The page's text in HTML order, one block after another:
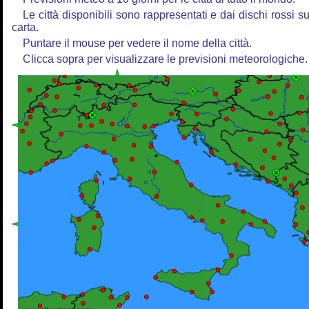
Le città disponibili sono rappresentati e dai dischi rossi
carta.
Puntare il mouse per vedere il nome della città.
Clicca sopra per visualizzare le previsioni meteorologiche.